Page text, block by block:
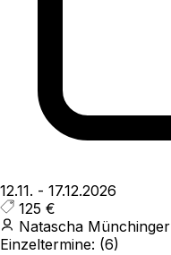
12.11. - 17.12.2026
125 €
Natascha Münchinger
Einzeltermine: (6)